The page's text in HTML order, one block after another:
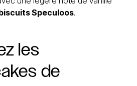
Speculoos.
les
de